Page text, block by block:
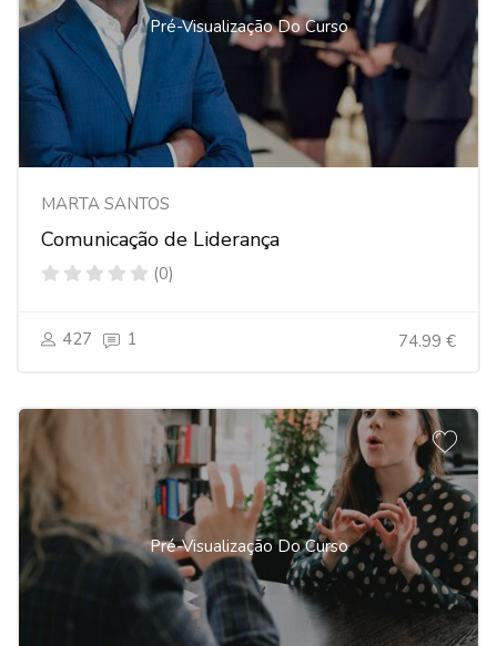
Pré-Visualização Do Curso
MARTA SANTOS
Comunicação de Liderança
(0)
427 1 74.99 €
Pré-Visualização Do Curso